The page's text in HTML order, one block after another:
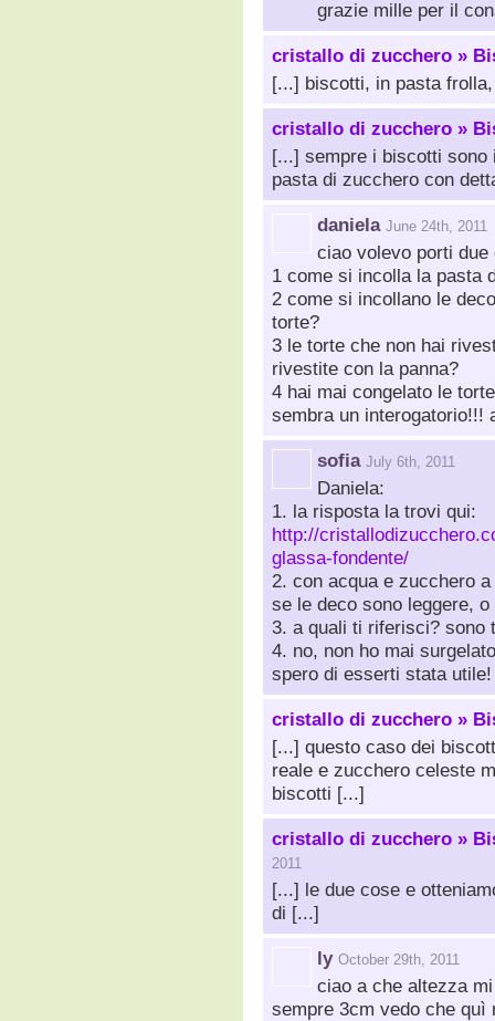
grazie mille per il
cristallo di zucchero »
[...] biscotti, in pasta
cristallo di zucchero »
[...] sempre i biscotti sono
pasta di zucchero con
daniela June 24th, 2011
ciao volevo porti due
1 come si incolla la pasta
2 come si incollano le
torte?
3 le torte che non hai
rivestite con la panna?
4 hai mai congelato le
sembra un interogatorio!!!
sofia July 6th, 2011
Daniela:
1. la risposta la trovi qui:
http://
glassa-fondente/
2. con acqua e zucchero
se le deco sono leggere,
3. a quali ti riferisci? sono
4. no, non ho mai
spero di esserti stata utile!
cristallo di zucchero »
[...] questo caso dei
reale e zucchero celeste
biscotti [...]
cristallo di zucchero »
2011
[...] le due cose e
di [...]
ly October 29th, 2011
ciao a che altezza
sempre 3cm vedo che quì